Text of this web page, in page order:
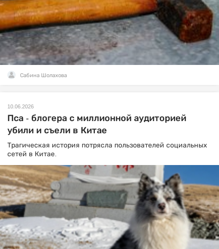
Сабина Шолахова
10.06.2026
Пса - блогера с миллионной аудиторией
убили и съели в Китае
Трагическая история потрясла пользователей социальных
сетей в Китае.